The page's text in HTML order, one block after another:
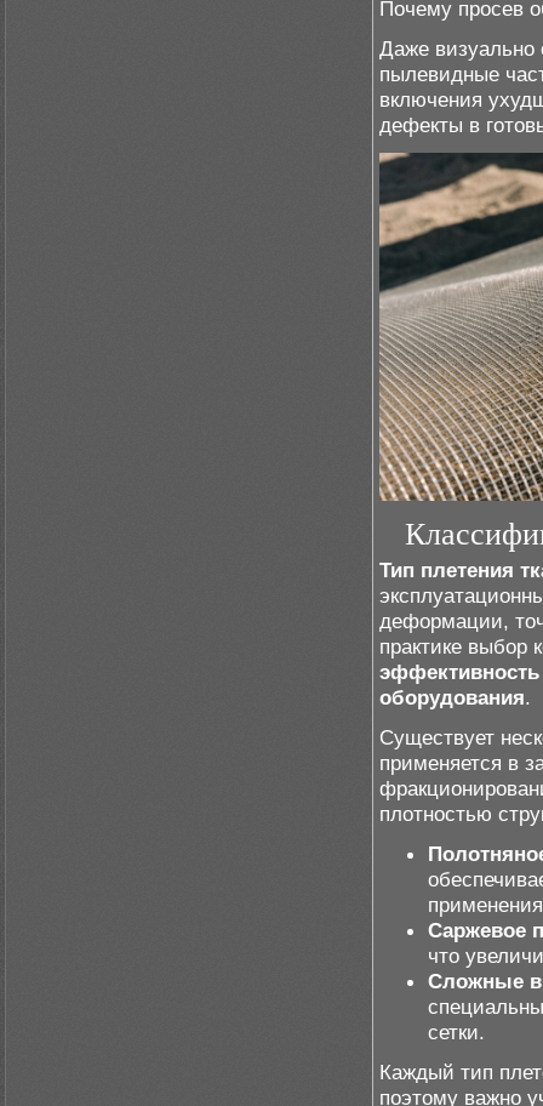
Почему просев
Даже визуально
пылевидные
включения
дефекты в
Тип плетения
деформации,
практике выбор
эффективность
оборудования.
Существует
применяется в
плотностью
Саржевое
что
Сложные
сетки.
Каждый тип
поэтому важно